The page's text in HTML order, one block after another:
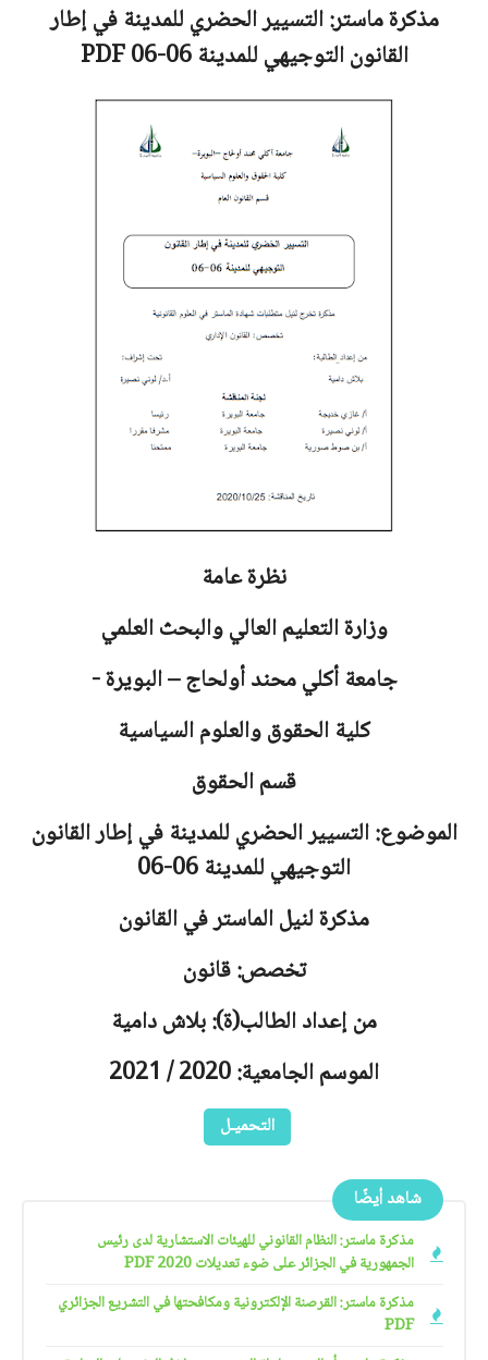
مذكرة ماستر:التسيير الحضري للمدينة في إطار
القانون التوجيهي للمدينة 06-06
PDF
نظرة عامة
وزارة التعليم العالي والبحث العلمي
جامعةأكلي محند أولحاج – البويرة -
كلية الحقوق والعلوم السياسية
قسم الحقوق
الموضوع: التسيير الحضري للمدينة في إطار القانون
التوجيهي للمدينة 06-06
مذكرة لنيل الماستر في القانون
تخصص: قانون
من إعداد الطالب(ة): بلاش دامية
الموسم الجامعية: 2020 / 2021
التحميـل
شاهد أيضًا
مذكرة ماستر: النظام القانوني للهيئات الاستشارية لدى رئيس
الجمهورية في الجزائر على ضوء تعديلات 2020 PDF
مذكرة ماستر: القرصنة الإلكترونية ومكافحتها في التشريع الجزائري
PDF